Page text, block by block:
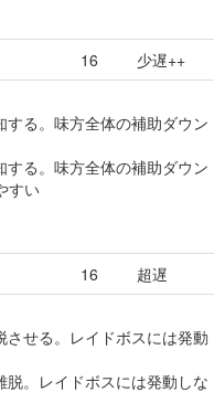
16 少遅++
る。味方全体の補助ダウン
る。味方全体の補助ダウン
すい
16 超遅
せる。レイドボスには発動
。レイドボスには発動しな